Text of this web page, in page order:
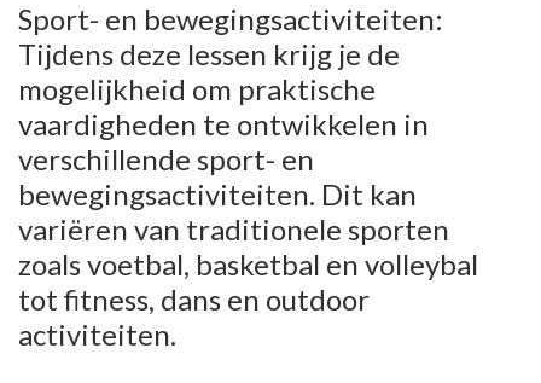
Sport- en bewegingsactiviteiten:
Tijdens deze lessen krijg je de
mogelijkheid om praktische
vaardigheden te ontwikkelen in
verschillende sport- en
bewegingsactiviteiten. Dit kan
variëren van traditionele sporten
zoals voetbal, basketbal en volleybal
tot fitness, dans en outdoor
activiteiten.